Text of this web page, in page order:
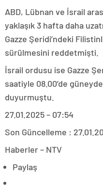
ABD, Lübnan ve İsrail
yaklaşık 3 hafta daha
Gazze Şeridi’ndeki
sürülmesini reddetmişti.
İsrail ordusu ise Gazze
saatiyle 08.00’de
duyurmuştu.
27.01.2025 – 07:54
Son Güncelleme :
Haberler – NTV
Paylaş